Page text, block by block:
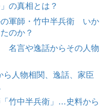
の真相とは？
の軍師・竹中半兵衛 いか
のか？
名言や逸話からその人物
人物相関、逸話、家臣
竹中半兵衛」…史料から